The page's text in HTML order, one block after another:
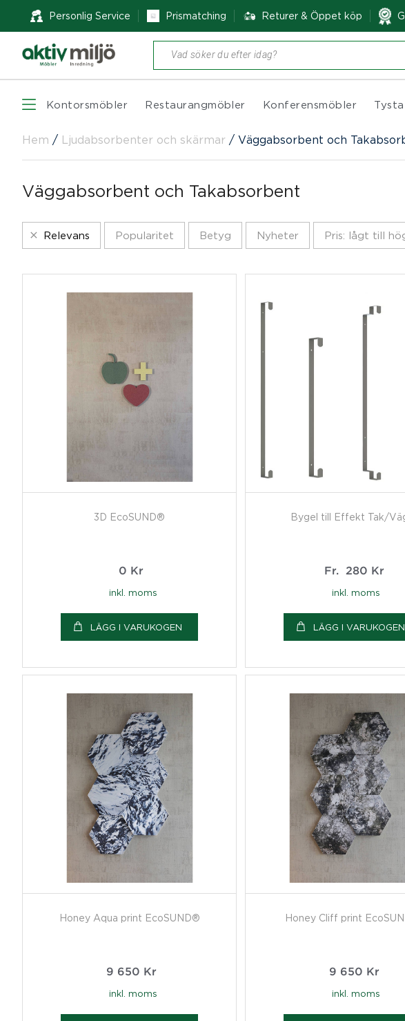
Personlig Service Prismatching Returer & Öppet köp
Produktsökning
Kontorsmöbler Restaurangmöbler Konferensmöbler
Hem / Ljudabsorbenter och skärmar / Väggabsorbent och
Väggabsorbent och Takabsorbent
Relevans Popularitet Betyg Nyheter Pris: lågt till
3D EcoSUND®
0 Kr
inkl. moms
LÄGG I VARUKOGEN
Bygel till Effekt Tak/
Fr. 280 Kr
inkl. moms
LÄGG I VARUKOGEN
Honey Aqua print EcoSUND®
9 650 Kr
inkl. moms
Honey Cliff print
9 650 Kr
inkl. moms